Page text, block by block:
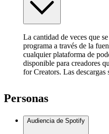
La cantidad de veces que
programa a través de la
cualquier plataforma de
disponible para creadores
for Creators. Las descargas
Personas
Audiencia de Spotify